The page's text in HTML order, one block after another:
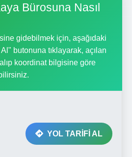
Bürosuna Nasıl
gidebilmek için, aşağıdaki
butonuna tıklayarak, açılan
koordinat bilgisine göre
YOL TARİFİ AL